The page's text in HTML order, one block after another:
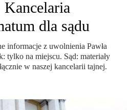
Kancelaria
dla sądu
informacje z uwolnienia Pawła
tylko na miejscu. Sąd: materiały
w naszej kancelarii tajnej.